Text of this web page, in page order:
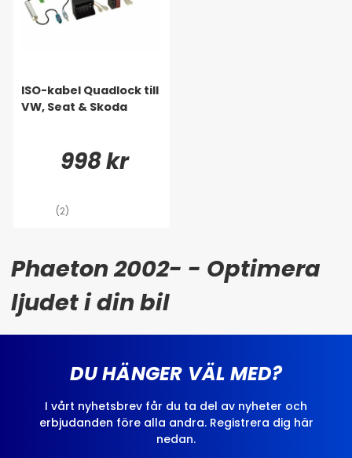
ISO-kabel Quadlock till
VW, Seat & Skoda
998 kr
(2)
Phaeton 2002- - Optimera
ljudet i din bil
DU HÄNGER VÄL MED?
I vårt nyhetsbrev får du ta del av nyheter och
erbjudanden före alla andra. Registrera dig här
nedan.